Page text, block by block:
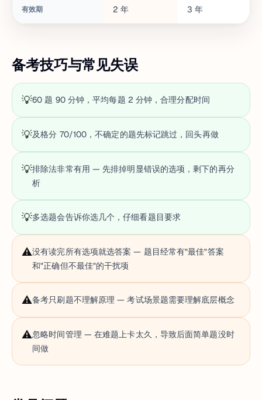
有效期 2 年 3 年
备考技巧与常见失误
💡60 题 90 分钟，平均每题 2 分钟，合理分配时间
💡及格分 70/100，不确定的题先标记跳过，回头再做
💡排除法非常有用 — 先排掉明显错误的选项，剩下的再分
析
💡多选题会告诉你选几个，仔细看题目要求
⚠️没有读完所有选项就选答案 — 题目经常有"最佳"答案
和"正确但不最佳"的干扰项
⚠️备考只刷题不理解原理 — 考试场景题需要理解底层概念
⚠️忽略时间管理 — 在难题上卡太久，导致后面简单题没时
间做